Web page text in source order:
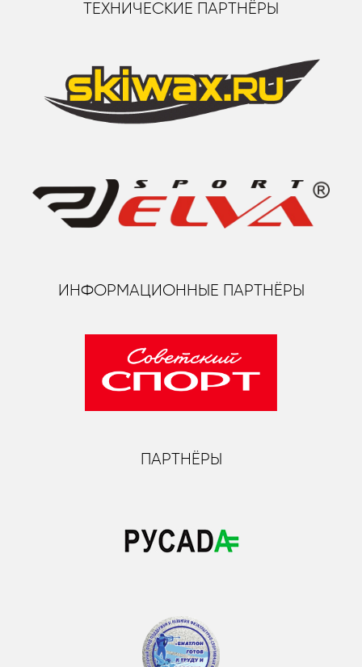
ТЕХНИЧЕСКИЕ ПАРТНЁРЫ
ИНФОРМАЦИОННЫЕ ПАРТНЁРЫ
ПАРТНЁРЫ